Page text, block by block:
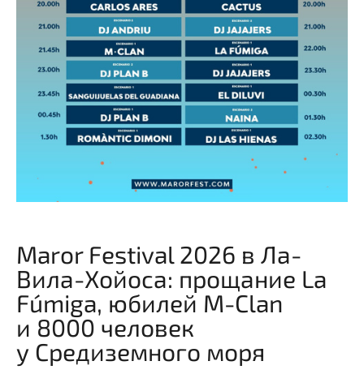
Maror Festival 2026 в Ла-
Вила-Хойоса: прощание La
Fúmiga, юбилей M-Clan
и 8000 человек
у Средиземного моря